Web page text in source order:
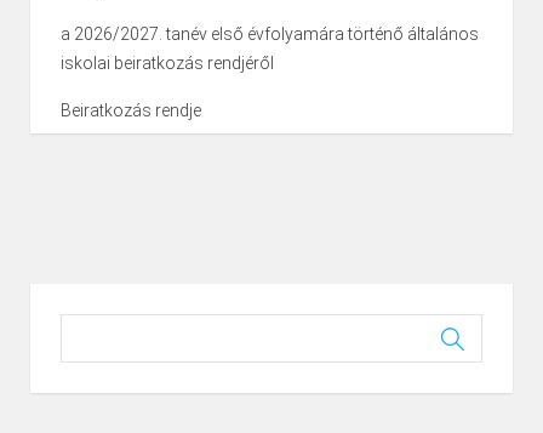
a 2026/2027. tanév első évfolyamára történő általános
iskolai beiratkozás rendjéről
Beiratkozás rendje